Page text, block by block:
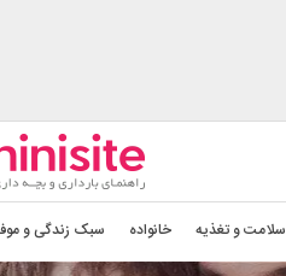
سلامت و تغذیه خانواده سبک زندگی و